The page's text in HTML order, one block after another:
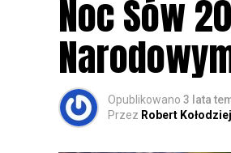
Noc Sów
Opublikowano 3 lata
Przez Robert Kołodziej